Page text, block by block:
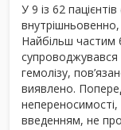
У 9 із 62
внутрішньовенно,
Найбільш частим
супроводжувався
гемолізу,
виявлено.
непереносимості,
введенням, не